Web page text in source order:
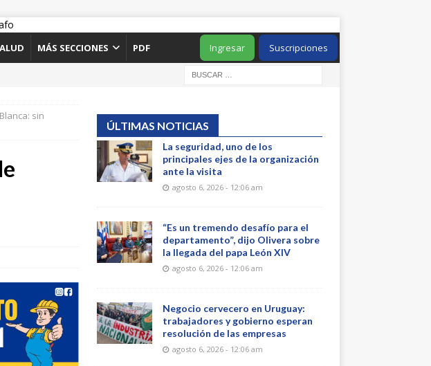
MÁS SECCIONES PDF Suscripciones
Ingresar
sin
ÚLTIMAS NOTICIAS
La seguridad, uno de los
principales ejes de la organización
ante la visita
agosto 6, 2026 - 12:06 am
“Es un tremendo desafío para el
departamento”, dijo Olivera sobre
la llegada del papa León XIV
agosto 6, 2026 - 12:06 am
Negocio cervecero en Uruguay:
trabajadores y gobierno esperan
resolución de las empresas
agosto 6, 2026 - 12:06 am